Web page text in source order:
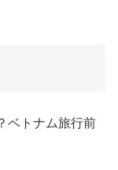
ベトナム旅行前